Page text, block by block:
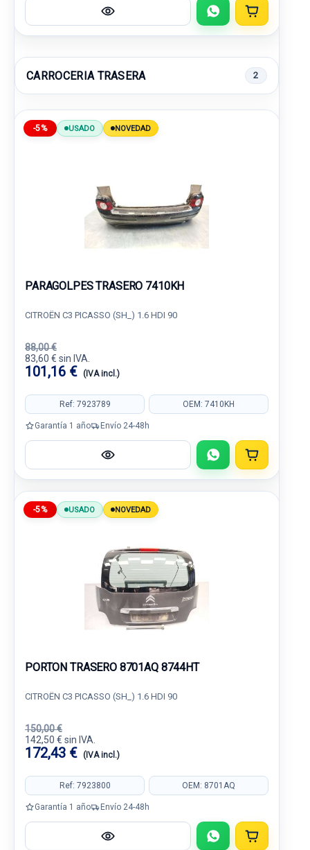
CARROCERIA TRASERA 2
-5% USADO NOVEDAD
PARAGOLPES TRASERO 7410KH
CITROËN C3 PICASSO (SH_) 1.6 HDI 90
88,00 €
83,60 € sin IVA.
101,16 € (IVA incl.)
Ref: 7923789 OEM: 7410KH
Garantía 1 año Envío 24-48h
-5% USADO NOVEDAD
PORTON TRASERO 8701AQ 8744HT
CITROËN C3 PICASSO (SH_) 1.6 HDI 90
150,00 €
142,50 € sin IVA.
172,43 € (IVA incl.)
Ref: 7923800 OEM: 8701AQ
Garantía 1 año Envío 24-48h